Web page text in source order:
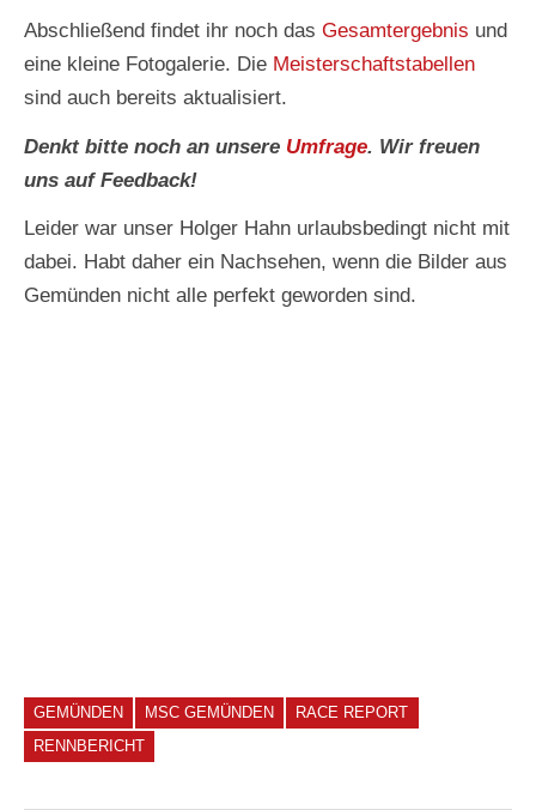
Abschließend findet ihr noch dasGesamtergebnis und
eine kleine Fotogalerie. Die Meisterschaftstabellen
sind auch bereits aktualisiert.
Denkt bitte noch an unsere Umfrage. Wir freuen
uns auf Feedback!
Leider war unser Holger Hahn urlaubsbedingt nicht mit
dabei. Habt daher ein Nachsehen, wenn die Bilder aus
Gemünden nicht alle perfekt geworden sind.
GEMÜNDEN MSC GEMÜNDEN
RACE REPORT
RENNBERICHT